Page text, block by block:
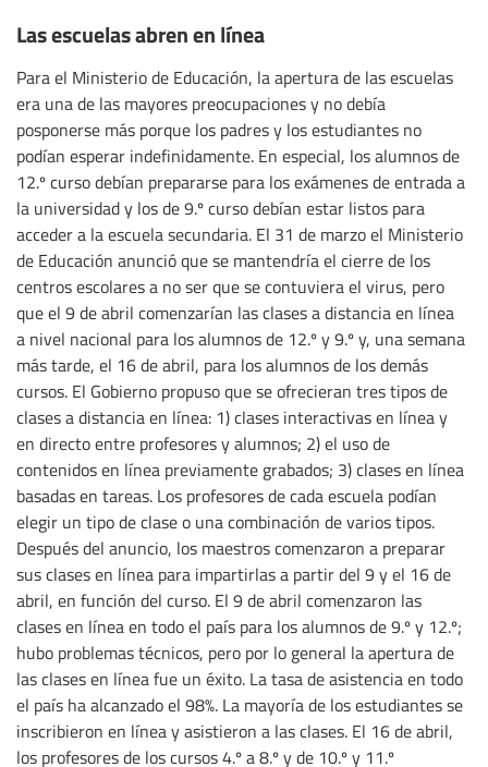
Las escuelas abren en línea
Para el Ministerio de Educación, la apertura de las escuelas
era una de las mayores preocupaciones y no debía
posponerse más porque los padres y los estudiantes no
podían esperar indefinidamente. En especial, los alumnos de
12.º curso debían prepararse para los exámenes de entrada a
la universidad y los de 9.º curso debían estar listos para
acceder a la escuela secundaria. El 31 de marzo el Ministerio
de Educación anunció que se mantendría el cierre de los
centros escolares a no ser que se contuviera el virus, pero
que el 9 de abril comenzarían las clases a distancia en línea
a nivel nacional para los alumnos de 12.º y 9.º y, una semana
más tarde, el 16 de abril, para los alumnos de los demás
cursos. El Gobierno propuso que se ofrecieran tres tipos de
clases a distancia en línea: 1) clases interactivas en línea y
en directo entre profesores y alumnos; 2) el uso de
contenidos en línea previamente grabados; 3) clases en línea
basadas en tareas. Los profesores de cada escuela podían
elegir un tipo de clase o una combinación de varios tipos.
Después del anuncio, los maestros comenzaron a preparar
sus clases en línea para impartirlas a partir del 9 y el 16 de
abril, en función del curso. El 9 de abril comenzaron las
clases en línea en todo el país para los alumnos de 9.º y 12.º;
hubo problemas técnicos, pero por lo general la apertura de
las clases en línea fue un éxito. La tasa de asistencia en todo
el país ha alcanzado el 98%. La mayoría de los estudiantes se
inscribieron en línea y asistieron a las clases. El 16 de abril,
los profesores de los cursos 4.º a 8.º y de 10.º y 11.º